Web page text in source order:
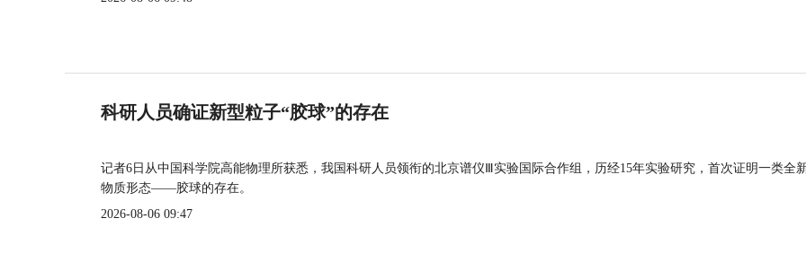
科研人员确证新型粒子“胶球”的存在
记者6日从中国科学院高能物理所获悉，我国科研人员领衔的北京谱仪Ⅲ实验国际合作组，历经15年实验研究，首次证明一类全
物质形态——胶球的存在。
2026-08-06 09:47